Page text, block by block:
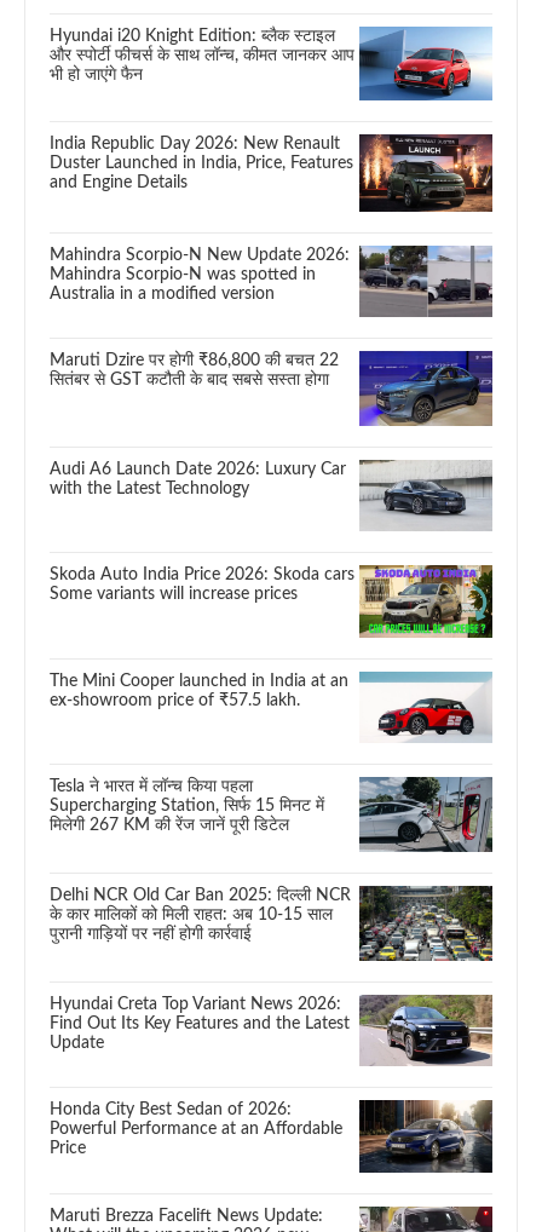
Hyundai i20 Knight Edition: ब्लैक स्टाइल
और स्पोर्टी फीचर्स के साथ लॉन्च, कीमत जानकर आप
भी हो जाएंगे फैन
India Republic Day 2026: New Renault
Duster Launched in India, Price, Features
and Engine Details
Mahindra Scorpio-N New Update 2026:
Mahindra Scorpio-N was spotted in
Australia in a modified version
Maruti Dzire पर होगी ₹86,800 की बचत 22
सितंबर से GST कटौती के बाद सबसे सस्ता होगा
Audi A6 Launch Date 2026: Luxury Car
with the Latest Technology
Skoda Auto India Price 2026: Skoda cars
Some variants will increase prices
The Mini Cooper launched in India at an
ex-showroom price of ₹57.5 lakh.
Tesla ने भारत में लॉन्च किया पहला
Supercharging Station, सिर्फ 15 मिनट में
मिलेगी 267 KM की रेंज जानें पूरी डिटेल
Delhi NCR Old Car Ban 2025: दिल्ली NCR
के कार मालिकों को मिली राहत: अब 10-15 साल
पुरानी गाड़ियों पर नहीं होगी कार्रवाई
Hyundai Creta Top Variant News 2026:
Find Out Its Key Features and the Latest
Update
Honda City Best Sedan of 2026:
Powerful Performance at an Affordable
Price
Maruti Brezza Facelift News Update: